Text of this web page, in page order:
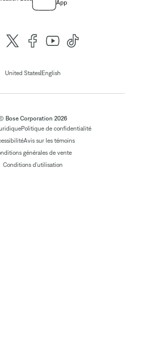
App
United States| English
Bose Corporation 2026
Politique de confidentialité
Avis sur les témoins
générales de vente
Conditions d'utilisation